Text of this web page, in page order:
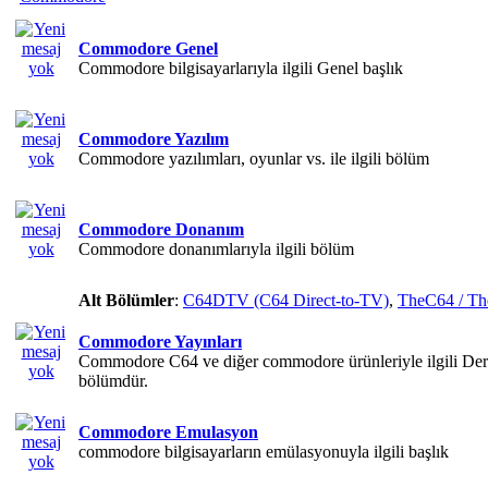
Commodore Genel
Commodore bilgisayarlarıyla ilgili Genel başlık
Commodore Yazılım
Commodore yazılımları, oyunlar vs. ile ilgili bölüm
Commodore Donanım
Commodore donanımlarıyla ilgili bölüm
Alt Bölümler: C64DTV (C64 Direct-to-TV), TheC64 /
Commodore Yayınları
Commodore C64 ve diğer commodore ürünleriyle ilgili
bölümdür.
Commodore Emulasyon
commodore bilgisayarların emülasyonuyla ilgili başlık